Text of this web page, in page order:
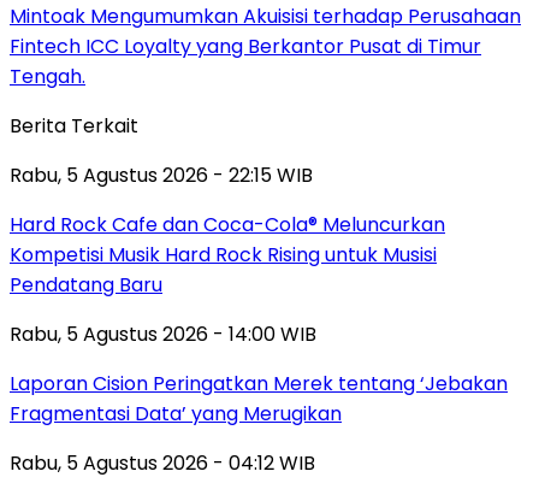
Mintoak Mengumumkan Akuisisi terhadap Perusahaan
Fintech ICC Loyalty yang Berkantor Pusat di Timur
Tengah.
Berita Terkait
Rabu, 5 Agustus 2026 - 22:15 WIB
Hard Rock Cafe dan Coca-Cola® Meluncurkan
Kompetisi Musik Hard Rock Rising untuk Musisi
Pendatang Baru
Rabu, 5 Agustus 2026 - 14:00 WIB
Laporan Cision Peringatkan Merek tentang ‘Jebakan
Fragmentasi Data’ yang Merugikan
Rabu, 5 Agustus 2026 - 04:12 WIB